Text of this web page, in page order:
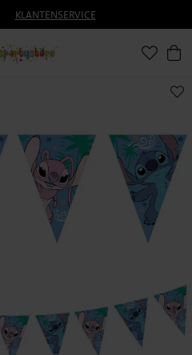
KLANTENSERVICE